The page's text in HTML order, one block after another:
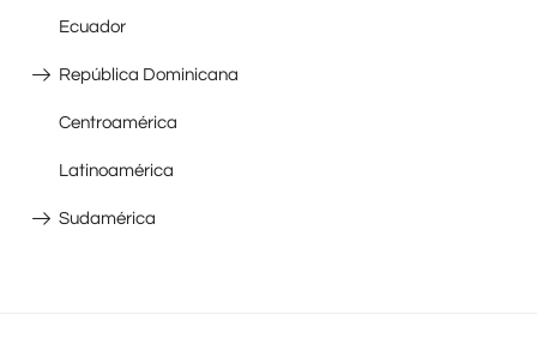
Ecuador
República Dominicana
Centroamérica
Latinoamérica
Sudamérica